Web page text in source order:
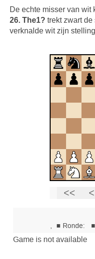
De echte misser van wit
26. The1? trekt zwart
verknalde wit zijn